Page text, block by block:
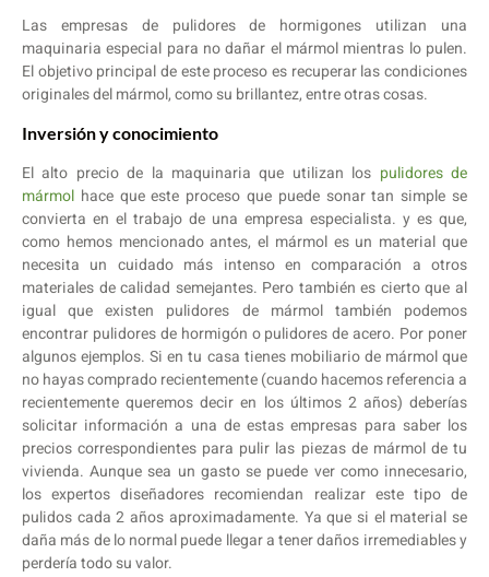
Las empresas de pulidores de hormigones utilizan una
maquinaria especial para no dañar el mármol mientras lo pulen.
El objetivo principal de este proceso es recuperar las condiciones
originales del mármol, como su brillantez, entre otras cosas.
Inversión y conocimiento
El alto precio de la maquinaria que utilizan los pulidores de
mármol hace que este proceso que puede sonar tan simple se
convierta en el trabajo de una empresa especialista. y es que,
como hemos mencionado antes, el mármol es un material que
necesita un cuidado más intenso en comparación a otros
materiales de calidad semejantes. Pero también es cierto que al
igual que existen pulidores de mármol también podemos
encontrar pulidores de hormigón o pulidores de acero. Por poner
algunos ejemplos. Si en tu casa tienes mobiliario de mármol que
no hayas comprado recientemente (cuando hacemos referencia a
recientemente queremos decir en los últimos 2 años) deberías
solicitar información a una de estas empresas para saber los
precios correspondientes para pulir las piezas de mármol de tu
vivienda. Aunque sea un gasto se puede ver como innecesario,
los expertos diseñadores recomiendan realizar este tipo de
pulidos cada 2 años aproximadamente. Ya que si el material se
daña más de lo normal puede llegar a tener daños irremediables y
perdería todo su valor.